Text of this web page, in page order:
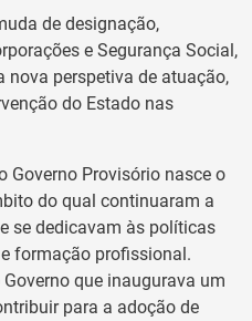
de designação,
e Segurança Social,
perspetiva de atuação,
do Estado nas
Governo Provisório nasce o
do qual continuaram a
se dedicavam às políticas
formação profissional.
que inaugurava um
para a adoção de